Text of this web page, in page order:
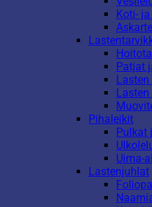
Koti-
Patjat
Pihaleikit
Pulkat
Uima-
Lastenjuhlat